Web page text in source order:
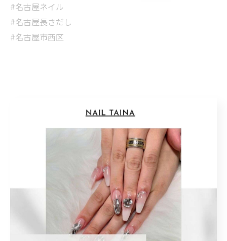
#名古屋ネイル
#名古屋長さだし
#名古屋市西区
一覧に戻る
関連タグ
#名古屋市西区
カテゴリー